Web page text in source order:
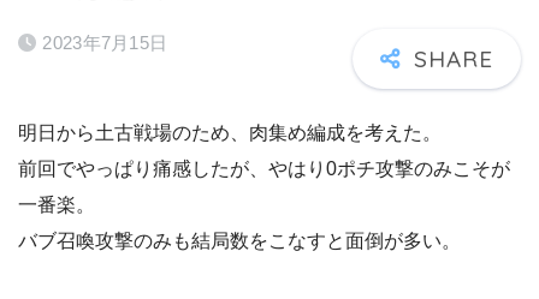
2023年7月15日
明日から土古戦場のため、肉集め編成を考えた。
前回でやっぱり痛感したが、やはり0ポチ攻撃のみこそが
一番楽。
バブ召喚攻撃のみも結局数をこなすと面倒が多い。